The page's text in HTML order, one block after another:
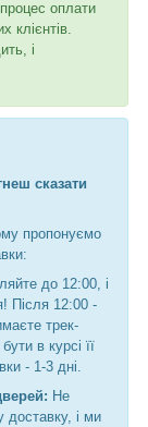
оплати
клієнтів.
і
сказати
пропонуємо
до 12:00, і
Після 12:00 -
трек-
в курсі її
- 1-3 дні.
Не
доставку, і ми